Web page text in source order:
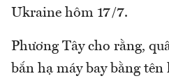
Ukraine hôm 17/7.
Phương Tây cho rằng,
bắn hạ máy bay bằng tên